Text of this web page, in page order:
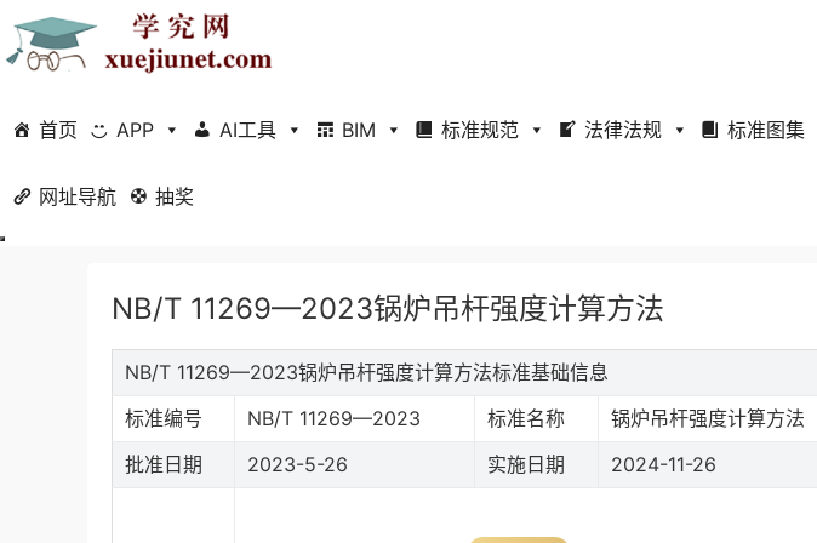
首页 APP AI工具 BIM 标准规范 法律法规 标准图集
网址导航 抽奖
当前位置：首页
NB/T 11269—2023锅炉吊杆强度计算方法
NB/T 11269—2023锅炉吊杆强度计算方法标准基础信息
标准编号
NB/T 11269—2023 标准名称
锅炉吊杆强度计算方法
批准日期
2023-5-26 实施日期 2024-11-26